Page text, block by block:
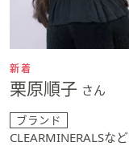
新着
栗原順子 さん
ブランド
CLEARMINERALSなど